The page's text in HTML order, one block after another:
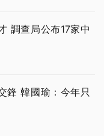
調查局公布17家中
鋒 韓國瑜：今年只